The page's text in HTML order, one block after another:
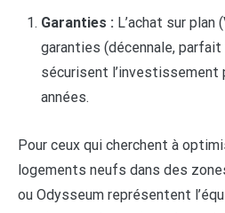
Garanties : L’achat sur plan
garanties (décennale,
sécurisent l’investissement
années.
Pour ceux qui cherchent à
logements neufs dans des
ou Odysseum représentent